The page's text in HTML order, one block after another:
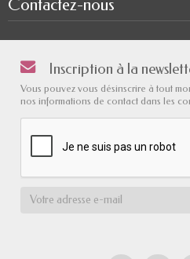
Contactez-nous
Inscription à la
Vous pouvez vous désinscrire à tout
nos informations de contact dans les